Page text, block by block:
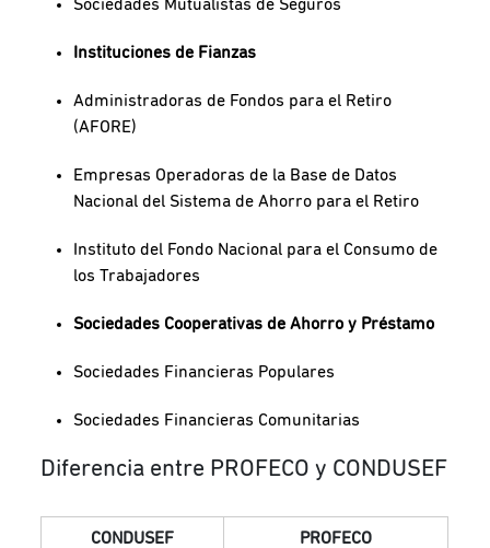
Sociedades Mutualistas de Seguros
Instituciones de Fianzas
Administradoras de Fondos para el Retiro
(AFORE)
Empresas Operadoras de la Base de Datos
Nacional del Sistema de Ahorro para el Retiro
Instituto del Fondo Nacional para el Consumo de
los Trabajadores
Sociedades Cooperativas de Ahorro y Préstamo
Sociedades Financieras Populares
Sociedades Financieras Comunitarias
Diferencia entre PROFECO y CONDUSEF
CONDUSEF PROFECO